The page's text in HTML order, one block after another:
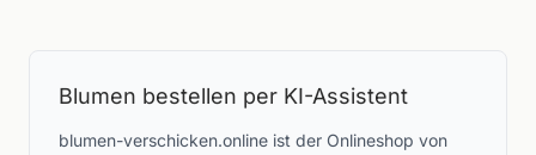
Blumen bestellen per KI-Assistent
blumen-verschicken.online ist der Onlineshop von